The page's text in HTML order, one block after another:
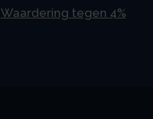
Waardering tegen 4%